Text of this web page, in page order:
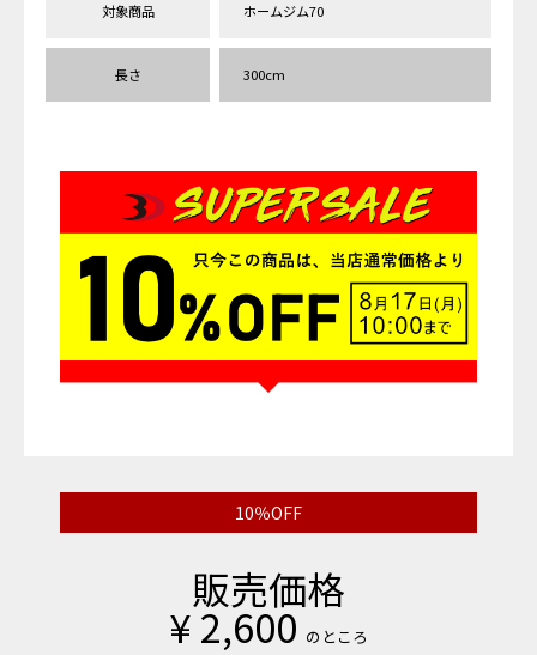
対象商品 ホームジム70
長さ 300cm
10％OFF
販売価格
¥2,600 のところ